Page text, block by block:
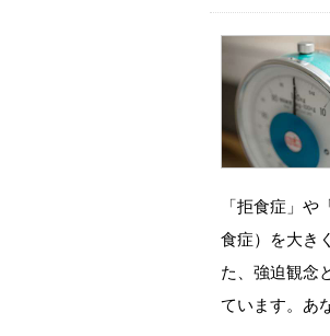
「拒食症」
食症）を大き
た、強迫観念
ています。あ